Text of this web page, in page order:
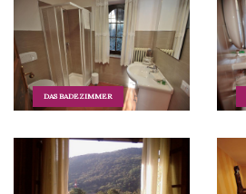
DAS BADEZIMMER